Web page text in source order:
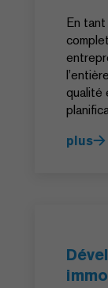
En
qualité
plus